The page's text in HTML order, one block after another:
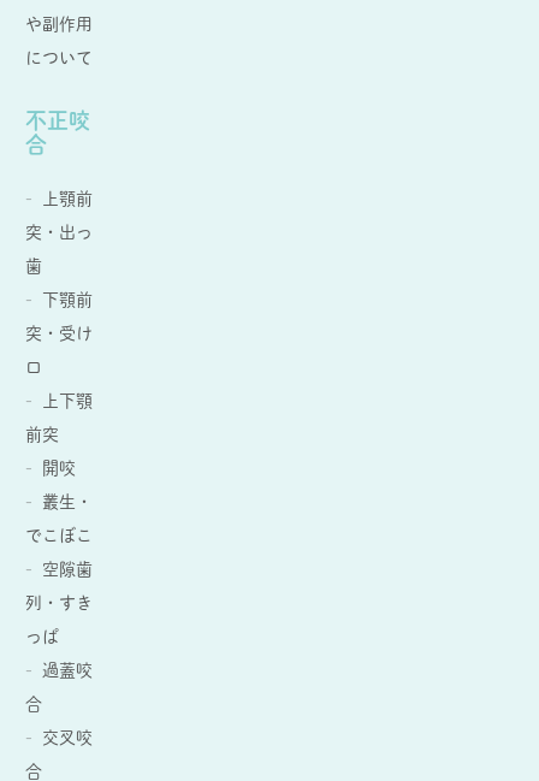
や副作用
について
不正咬
合
上顎前
突・出っ
歯
下顎前
突・受け
口
上下顎
前突
開咬
叢生・
でこぼこ
空隙歯
列・すき
っぱ
過蓋咬
合
交叉咬
合